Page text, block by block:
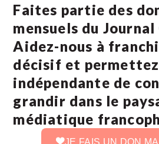
Faites partie des
mensuels du
Aidez-nous à
décisif et
indépendante de
grandir dans le
médiatique
JE FAIS UN DON